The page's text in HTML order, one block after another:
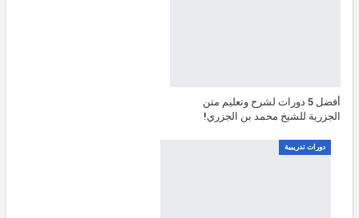
أفضل 5 دورات لشرح وتعليم متن
الجزرية للشيخ محمد بن الجزري!
دورات تدريبية